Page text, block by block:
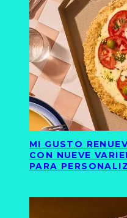
MI GUSTO
CON NUEVE
PARA